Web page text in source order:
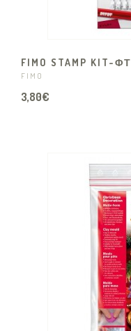
FIMO STAMP KIT-
FIMO
3,80€